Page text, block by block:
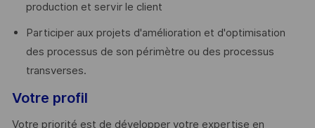
production et servir le client
Participer aux projets d'amélioration et d'optimisation
des processus de son périmètre ou des processus
transverses.
Votre profil
Votre priorité est de développer votre expertise en